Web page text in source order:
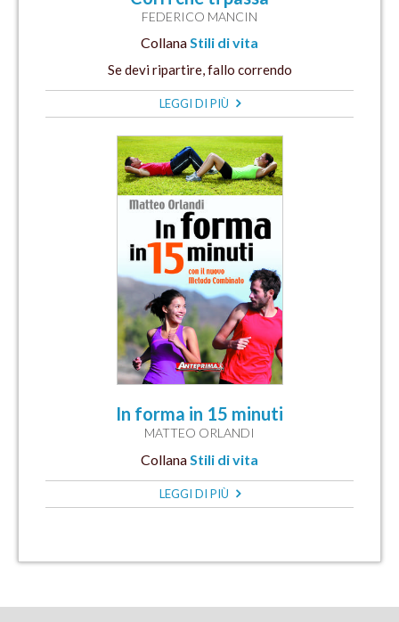
FEDERICO MANCIN
CollanaStili di vita
Se devi ripartire, fallo correndo
LEGGI DI PIÙ
In forma in 15 minuti
MATTEO ORLANDI
CollanaStili di vita
LEGGI DI PIÙ